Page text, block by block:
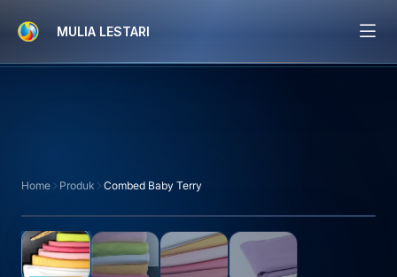
MULIA LESTARI
Produk
Karir
Home Produk Combed Baby Terry
HOVER UNTUK ZOOM • KLIK UNTUK PERBESAR